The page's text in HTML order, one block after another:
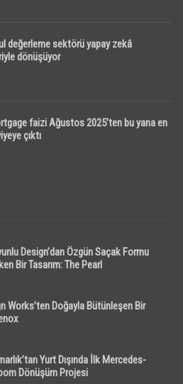
değerleme sektörü yapay zekâ
dönüşüyor
faizi Ağustos 2025’ten bu yana en
çıktı
Design’dan Özgün Saçak Formu
Bir Tasarım: The Pearl
Works’ten Doğayla Bütünleşen Bir
Yurt Dışında İlk Mercedes-
Dönüşüm Projesi